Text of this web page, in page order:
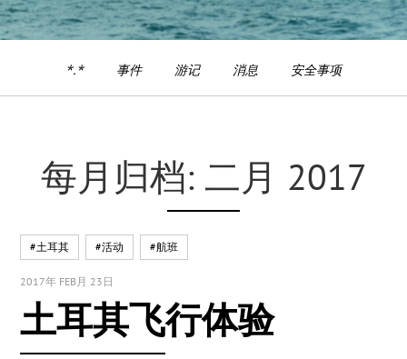
*.* 事件 游记 消息 安全事项
每月归档: 二月 2017
#土耳其 #活动 #航班
2017年 FEB月 23日
土耳其飞行体验